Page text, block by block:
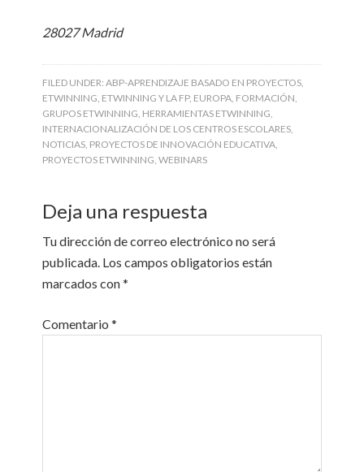
28027 Madrid
FILED UNDER:ABP-APRENDIZAJE BASADO EN PROYECTOS,
ETWINNING, ETWINNING Y LA FP, EUROPA, FORMACIÓN,
GRUPOS ETWINNING, HERRAMIENTAS ETWINNING,
INTERNACIONALIZACIÓN DE LOS CENTROS ESCOLARES,
NOTICIAS, PROYECTOS DE INNOVACIÓN EDUCATIVA,
PROYECTOS ETWINNING,WEBINARS
Deja una respuesta
Tu dirección de correo electrónico no será
publicada. Los campos obligatorios están
marcados con*
Comentario*